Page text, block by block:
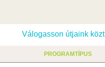
Válogasson útjaink
PROGRAMTÍPUS